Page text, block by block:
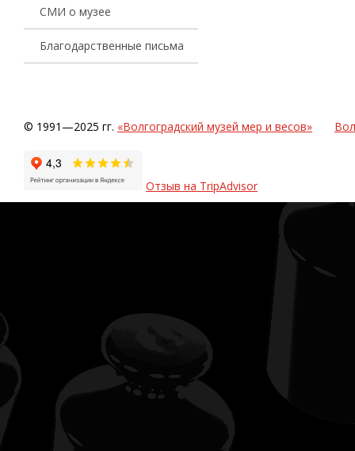
СМИ о музее
Благодарственные письма
© 1991—2025 гг. «Волгоградский музей мер и весов»
Отзыв на TripAdvisor